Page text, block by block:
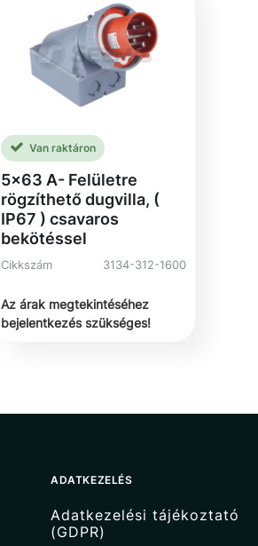
Van raktáron
5x63 A- Felületre
rögzíthető dugvilla, (
IP67 ) csavaros
bekötéssel
Cikkszám 3134-312-1600
Az árak megtekintéséhez
bejelentkezés szükséges!
ADATKEZELÉS
Adatkezelési tájékoztató
(GDPR)